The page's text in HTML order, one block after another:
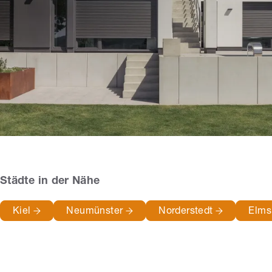
Städte in der Nähe
Kiel Neumünster Norderstedt